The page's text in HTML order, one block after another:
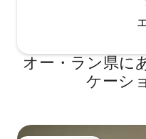
オー・ラン県に
ケーシ